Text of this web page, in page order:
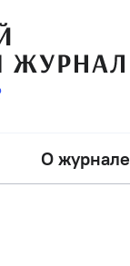
О журнале